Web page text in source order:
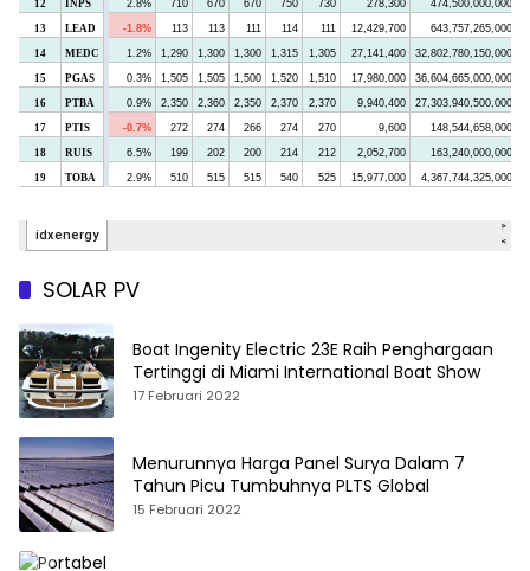
SOLAR PV
Boat Ingenity Electric 23E Raih Penghargaan
Tertinggi di Miami International Boat Show
17 Februari 2022
Menurunnya Harga Panel Surya Dalam 7
Tahun Picu Tumbuhnya PLTS Global
15 Februari 2022